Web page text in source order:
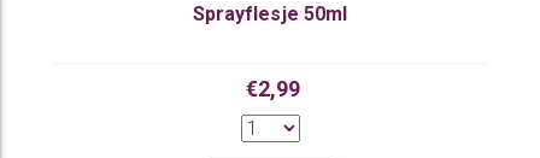
Sprayflesje 50ml
€2,99